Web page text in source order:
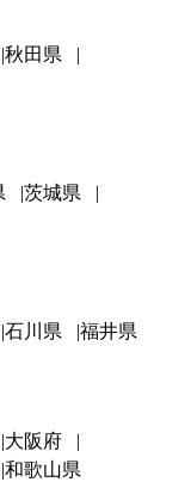
秋田県
茨城県
石川県 福井県
大阪府
和歌山県